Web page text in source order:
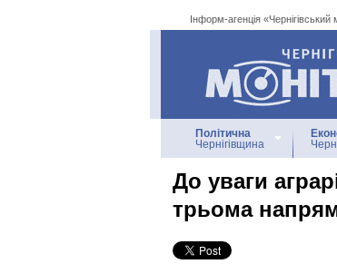
Інформ-агенція «Чернігівський
Інформ-агенція
«Чернігівський
Політична
Чернігівщина
До уваги
трьома